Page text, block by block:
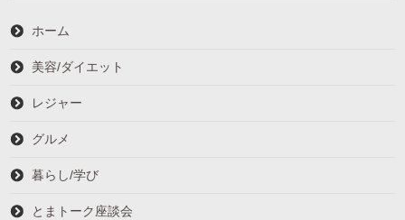
ホーム
美容/ダイエット
レジャー
グルメ
暮らし/学び
とまトーク座談会